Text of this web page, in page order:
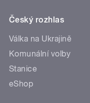
Český rozhlas
Válka na Ukrajině
Komunální volby
Stanice
eShop